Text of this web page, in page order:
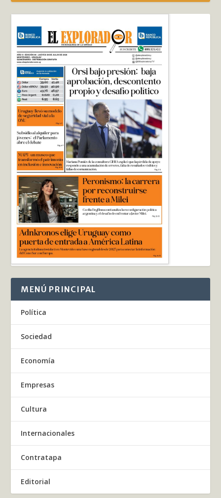
MENÚ PRINCIPAL
Política
Sociedad
Economía
Empresas
Cultura
Internacionales
Contratapa
Editorial